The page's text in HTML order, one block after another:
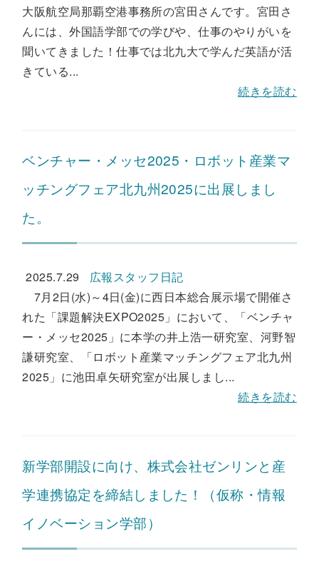
大阪航空局那覇空港事務所の宮田さんです。宮田さ
んには、外国語学部での学びや、仕事のやりがいを
聞いてきました！仕事では北九大で学んだ英語が活
きている...
続きを読む
ベンチャー・メッセ2025・ロボット産業マ
ッチングフェア北九州2025に出展しまし
た。
2025.7.29
広報スタッフ日記
7月2日(水)～4日(金)に西日本総合展示場で開催さ
れた「課題解決EXPO2025」において、「ベンチャ
ー・メッセ2025」に本学の井上浩一研究室、河野智
謙研究室、「ロボット産業マッチングフェア北九州
2025」に池田卓矢研究室が出展しまし...
続きを読む
新学部開設に向け、株式会社ゼンリンと産
学連携協定を締結しました！（仮称・情報
イノベーション学部）